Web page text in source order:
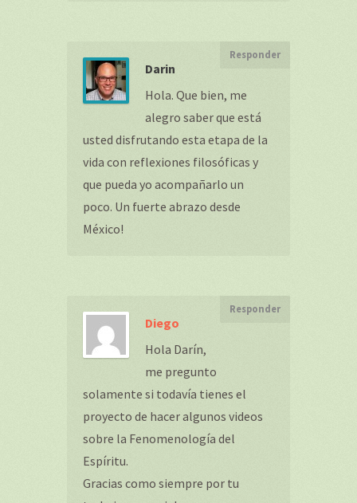
Darin
Responder
Hola. Que bien, me
alegro saber que está
usted disfrutando esta etapa de la
vida con reflexiones filosóficas y
que pueda yo acompañarlo un
poco. Un fuerte abrazo desde
México!
Diego
Responder
Hola Darín,
me pregunto
solamente si todavía tienes el
proyecto de hacer algunos videos
sobre la Fenomenología del
Espíritu.
Gracias como siempre por tu